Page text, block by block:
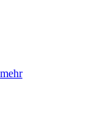
mehr